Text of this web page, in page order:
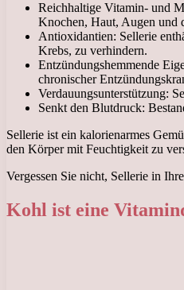
Reichhaltige Vitamin- und
Knochen, Haut, Augen und
Antioxidantien: Sellerie
Krebs, zu verhindern.
Entzündungshemmende
chronischer
Verdauungsunterstützung:
Senkt den Blutdruck:
Sellerie ist ein kalorienarmes
den Körper mit Feuchtigkeit zu
Vergessen Sie nicht, Sellerie in
Kohl ist eine